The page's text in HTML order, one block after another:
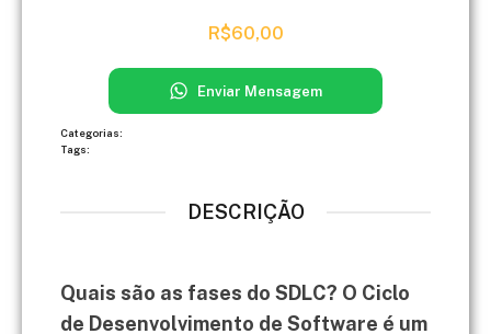
R$60,00
Enviar Mensagem
Categorias:
Tags:
DESCRIÇÃO
Quais são as fases do SDLC? O Ciclo
de Desenvolvimento de Software é um